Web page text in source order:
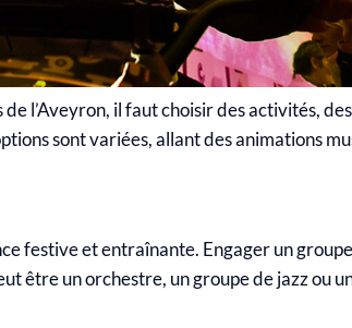
l’Aveyron, il faut choisir des activités,
sont variées, allant des animations
festive et entraînante. Engager un
être un orchestre, un groupe de jazz ou